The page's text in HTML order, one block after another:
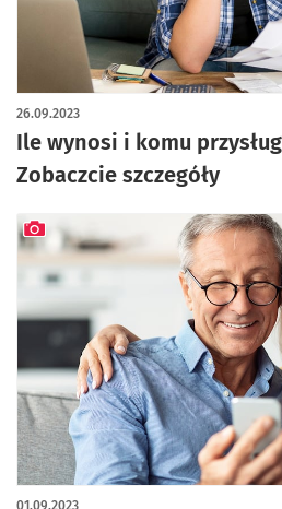
Ile wynosi i komu
Zobaczcie szczegóły
26.09.2023
artykuł z galerią zdjęć
01.09.2023
artykuł z galerią zdjęć